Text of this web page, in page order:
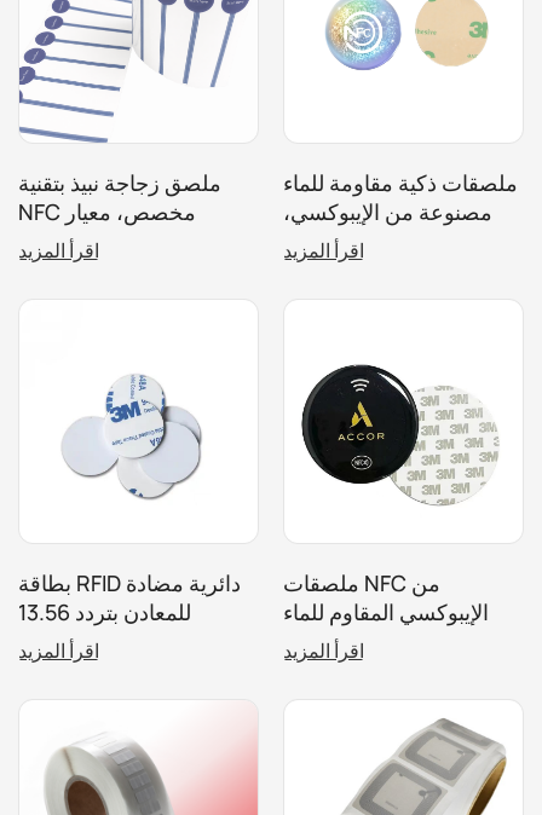
ملصق زجاجة نبيذ بتقنية
NFC مخصص، معيار
ISO14443A، علامة RFID
مضادة للتلاعب بتردد 13.56
ميجاهرتز
اقرأ المزيد
ملصقات ذكية مقاومة للماء
مصنوعة من الإيبوكسي،
مصممة خصيصًا لوسائل
التواصل الاجتماعي وأتمتة
الأعمال.
اقرأ المزيد
بطاقة RFID دائرية مضادة
للمعادن بتردد 13.56
ميجاهرتز NFC PVC قرص
عملة معدنية مع ملصق
لاصق
اقرأ المزيد
ملصقات NFC من
الإيبوكسي المقاوم للماء
بقطر 25/30 مم، ملصقات
مشاركة الوسائط
الاجتماعية، ملصقات
الهواتف المحمولة
اقرأ المزيد